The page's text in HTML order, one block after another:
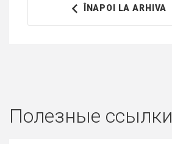
ÎNAPOI LA ARHIVA
Полезные ссылки